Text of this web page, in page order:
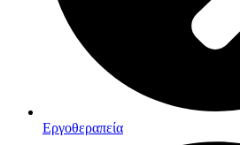
Εργοθεραπεία